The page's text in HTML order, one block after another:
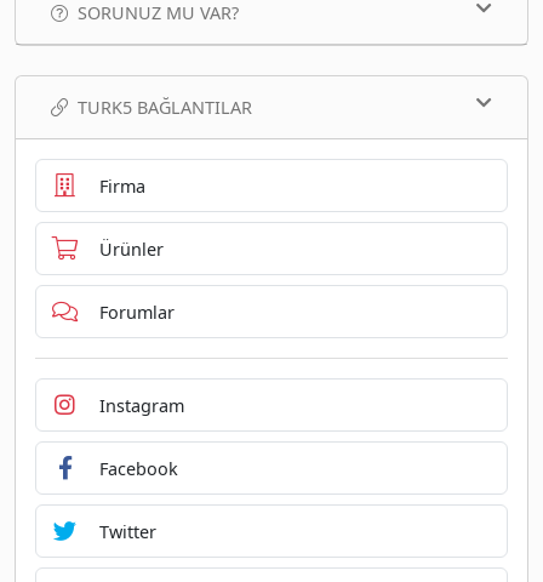
SORUNUZ MU VAR?
TURK5 BAĞLANTILAR
Firma
Ürünler
Forumlar
Instagram
Facebook
Twitter